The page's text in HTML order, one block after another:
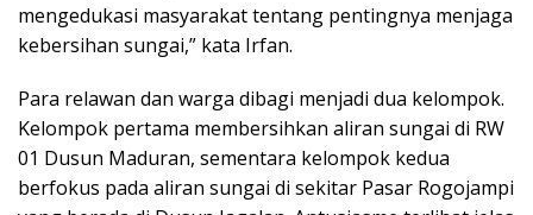
mengedukasi masyarakat tentang pentingnya menjaga
kebersihan sungai,” kata Irfan.
Para relawan dan warga dibagi menjadi dua kelompok.
Kelompok pertama membersihkan aliran sungai di RW
01 Dusun Maduran, sementara kelompok kedua
berfokus pada aliran sungai di sekitar Pasar Rogojampi